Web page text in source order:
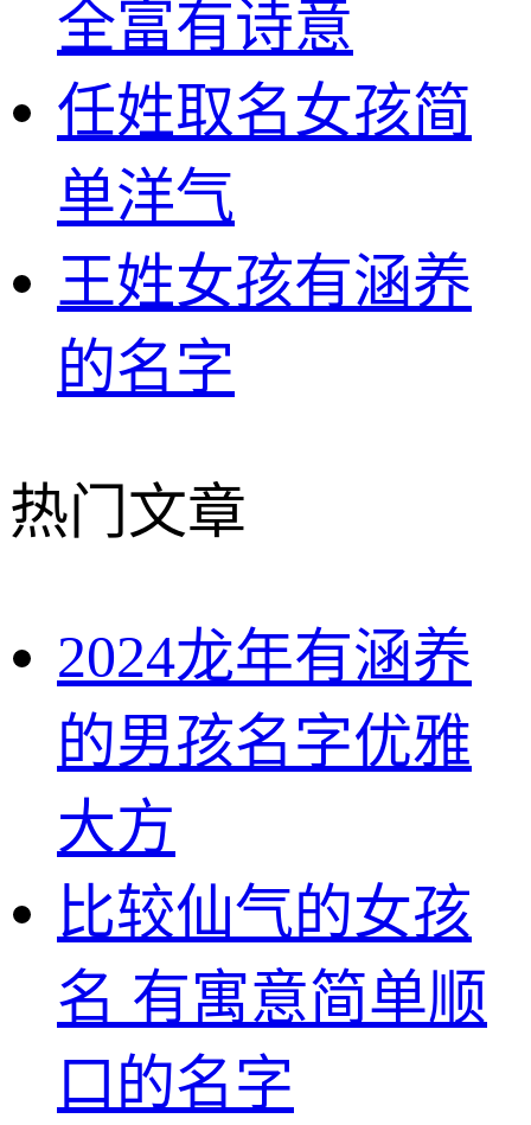
全富有诗意
任姓取名女孩简
单洋气
王姓女孩有涵养
的名字
热门文章
2024龙年有涵养
的男孩名字优雅
大方
比较仙气的女孩
名 有寓意简单顺
口的名字